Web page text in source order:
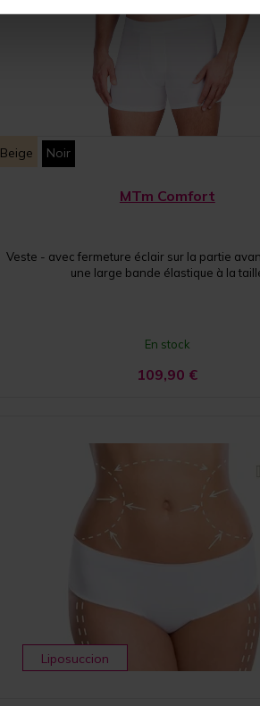
Beige Noir
MTm Comfort
Veste - avec fermeture éclair sur la partie
une large bande élastique à la
En stock
109,90 €
Liposuccion